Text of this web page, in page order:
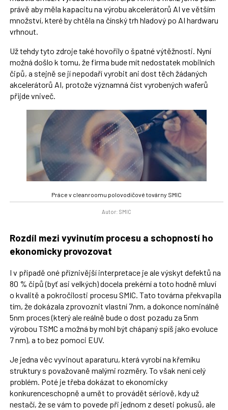
právě aby měla kapacitu na výrobu akcelerátorů AI ve větším
množství, které by chtěla na čínský trh hladový po AI hardwaru
vrhnout.
Už tehdy tyto zdroje také hovořily o špatné výtěžnosti. Nyní
možná došlo k tomu, že firma bude mít nedostatek mobilních
čipů, a stejně se jí nepodaří vyrobit ani dost těch žádaných
akcelerátorů AI, protože významná číst vyrobených waferů
přijde vniveč.
Práce v cleanroomu polovodičové továrny SMIC
Autor: SMIC
Rozdíl mezi vyvinutím procesu a schopností ho
ekonomicky provozovat
I v případě oné příznivější interpretace je ale výskyt defektů na
80 % čipů (byť asi velkých) docela prekérní a toto hodně mluví
o kvalitě a pokročilosti procesu SMIC. Tato továrna překvapila
tím, že dokázala zprovoznit vlastní 7nm, a dokonce nominálně
5nm proces (který ale reálně bude o dost pozadu za 5nm
výrobou TSMC a možná by mohl být chápaný spíš jako evoluce
7 nm), a to bez pomoci EUV.
Je jedna věc vyvinout aparaturu, která vyrobí na křemíku
struktury s považovaně malými rozměry. To však není celý
problém. Poté je třeba dokázat to ekonomicky
konkurenceschopně a umět to provádět sériově, kdy už
nestačí, že se vám to povede při jednom z deseti pokusů, ale